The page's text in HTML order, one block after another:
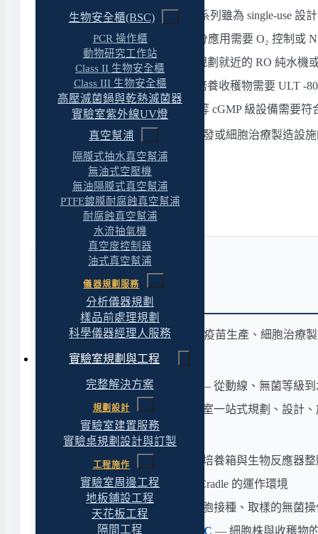
生物安全櫃(BSC)
PCR 操作櫃
動物研究工作站
Class II 生物安全櫃
Class III 生物安全櫃
高壓滅菌鍋與乾熱滅菌器
實驗室紫外線UV燈
真空幫浦
隔膜式抽水真空幫浦
無油式空壓機
無油隔膜式真空幫浦
PTFE鍍膜耐腐蝕真空幫浦
耐腐蝕真空幫浦
水流抽氣機
真空度控制器
油式真空幫浦
儀器規劃服務
分析儀器規劃
樣品前處理規劃
科學儀器經理人服務
實驗室規劃與工程
完整解決方案
規劃設計
實驗室建置服務
實驗桌規劃設計與訂製
工程施作
實驗室周邊工程
地板鋪設工程
天花板工程
隔間工程
無菌操作環境：CelCradle 系列雖為 single-use
氣體供應：CO₂ 之外，部分應用需要 O₂ 控制或
純水與培養基準備：建議規劃就近的 RO 純水機
樣品冷凍儲存：細胞庫、培養收穫物需要 ULT -
cGMP 場域 ：CelCradle X 等 cGMP 級設備需要符
生物反應器通常是生技醫藥研發或細胞治療製造設
生技醫藥研發實驗室規劃指南
延伸資源與規劃服務
生物反應器是生技醫藥研發、疫苗生產、細胞治
規劃與建置服務：
實驗室建置完整解決方案
— 從動線、無菌等級
完整解決方案 — 生技實驗室一站式規劃、設計
相關設備分類：
培養箱（總分類）
— 五類培養箱與生物反應器
CO₂ 培養箱— 桌上型 CelCradle 的運作環境
生物安全櫃（BSC）
— 細胞接種、取樣的無菌
超低溫冷凍櫃 -80°C / -150°C — 細胞株與收穫物